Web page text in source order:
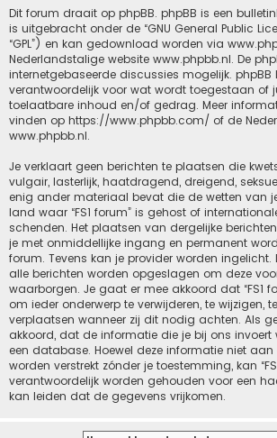
Dit forum draait op phpBB. phpBB is een
is uitgebracht onder de “GNU General Public
“GPL”) en kan gedownload worden via
Nederlandstalige website www.phpbb.nl. De
internetgebaseerde discussies mogelijk. phpBB
verantwoordelijk voor wat wordt toegestaan of
toelaatbare inhoud en/of gedrag. Meer
vinden op https://www.phpbb.com/ of de
www.phpbb.nl.
Je verklaart geen berichten te plaatsen die
vulgair, lasterlijk, haatdragend, dreigend,
enig ander materiaal bevat die de wetten van
land waar “FS1 forum” is gehost of
schenden. Het plaatsen van dergelijke
je met onmiddellijke ingang en permanent
forum. Tevens kan je provider worden ingelicht.
alle berichten worden opgeslagen om deze
waarborgen. Je gaat er mee akkoord dat “FS1
om ieder onderwerp te verwijderen, te wijzigen,
verplaatsen wanneer zij dit nodig achten. Als
akkoord, dat de informatie die je bij ons
een database. Hoewel deze informatie niet
worden verstrekt zónder je toestemming, kan
verantwoordelijk worden gehouden voor een
kan leiden dat de gegevens vrijkomen.